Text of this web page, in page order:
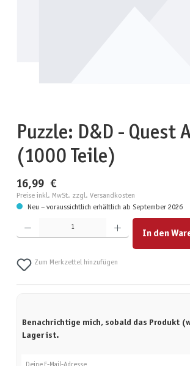
Puzzle: D&D - Quest
(1000 Teile)
16,99 €
Preise inkl. MwSt. zzgl. Versandkosten
Neu – voraussichtlich erhältlich ab September 2026
Produkt Anzahl: Gib den gewünschten Wert ein oder benutze die
In den
Zum Merkzettel hinzufügen
Benachrichtige mich, sobald das Produkt
Lager ist.